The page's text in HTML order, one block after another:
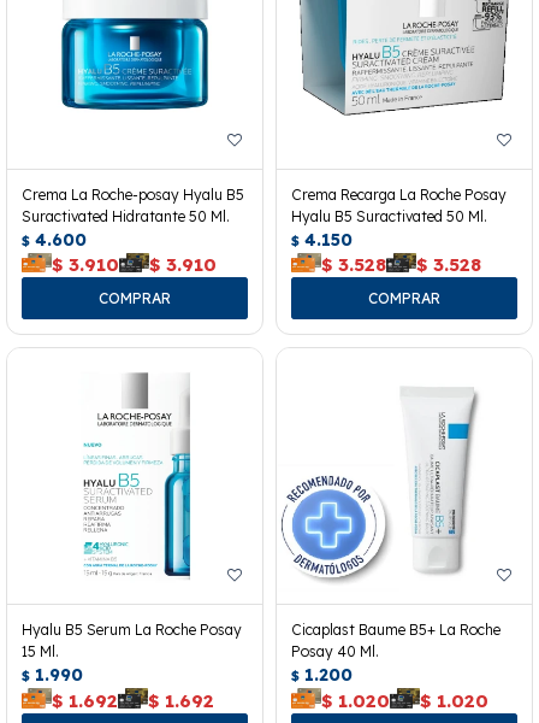
Crema La Roche-posay Hyalu B5
Suractivated Hidratante 50 Ml.
$ 4.600
$ 3.910 $ 3.910
Crema Recarga La Roche Posay
Hyalu B5 Suractivated 50 Ml.
$ 4.150
$ 3.528 $ 3.528
Hyalu B5 Serum La Roche Posay
15 Ml.
$ 1.990
$ 1.692 $ 1.692
Cicaplast Baume B5+ La Roche
Posay 40 Ml.
$ 1.200
$ 1.020 $ 1.020